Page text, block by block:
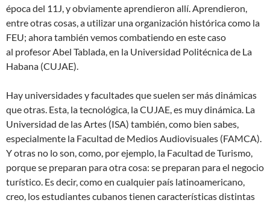
época del 11J, y obviamente aprendieron allí. Aprendieron,
entre otras cosas, a utilizar una organización histórica como la
FEU; ahora también vemos combatiendo en este caso
al profesor Abel Tablada, en la Universidad Politécnica de La
Habana (CUJAE).
Hay universidades y facultades que suelen ser más dinámicas
que otras. Esta, la tecnológica, la CUJAE, es muy dinámica. La
Universidad de las Artes (ISA) también, como bien sabes,
especialmente la Facultad de Medios Audiovisuales (FAMCA).
Y otras no lo son, como, por ejemplo, la Facultad de Turismo,
porque se preparan para otra cosa: se preparan para el negocio
turístico. Es decir, como en cualquier país latinoamericano,
creo, los estudiantes cubanos tienen características distintas